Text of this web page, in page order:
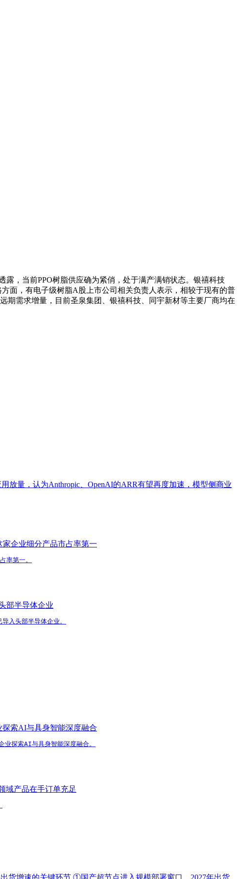
，当前PPO树脂供应确为紧俏，处于满产满销状态。银禧科技
面，有电子级树脂A股上市公司相关负责人表示，相较于现有的普
期需求增量，目前圣泉集团、银禧科技、同宇新材等主要厂商均在
放量，认为Anthropic、OpenAI的ARR有望再度加速，模型侧商业
企业细分产品市占率第一
率第一。
部半导体企业
入头部半导体企业。
探索AI与具身智能深度融合
业探索AI与具身智能深度融合。
域产品在手订单充足
货增速的关键环节 ①国产超节点进入规模部署窗口，2027年出货